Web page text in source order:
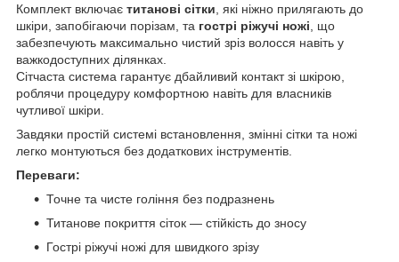
Комплект включає титанові сітки , які ніжно прилягають до
шкіри, запобігаючи порізам, та гострі ріжучі ножі , що
забезпечують максимально чистий зріз волосся навіть у
важкодоступних ділянках.
Сітчаста система гарантує дбайливий контакт зі шкірою,
роблячи процедуру комфортною навіть для власників
чутливої шкіри.
Завдяки простій системі встановлення, змінні сітки та ножі
легко монтуються без додаткових інструментів.
Переваги:
Точне та чисте гоління без подразнень
Титанове покриття сіток — стійкість до зносу
Гострі ріжучі ножі для швидкого зрізу